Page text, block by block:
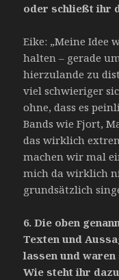
oder schließt ihr
Eike: „Meine Idee
halten – gerade
hierzulande zu
viel schwieriger
ohne, dass es
Bands wie Fjort,
das wirklich
machen wir mal
mich da wirklich
grundsätzlich
6.Die oben
Texten und
lassen und
Wie steht ihr